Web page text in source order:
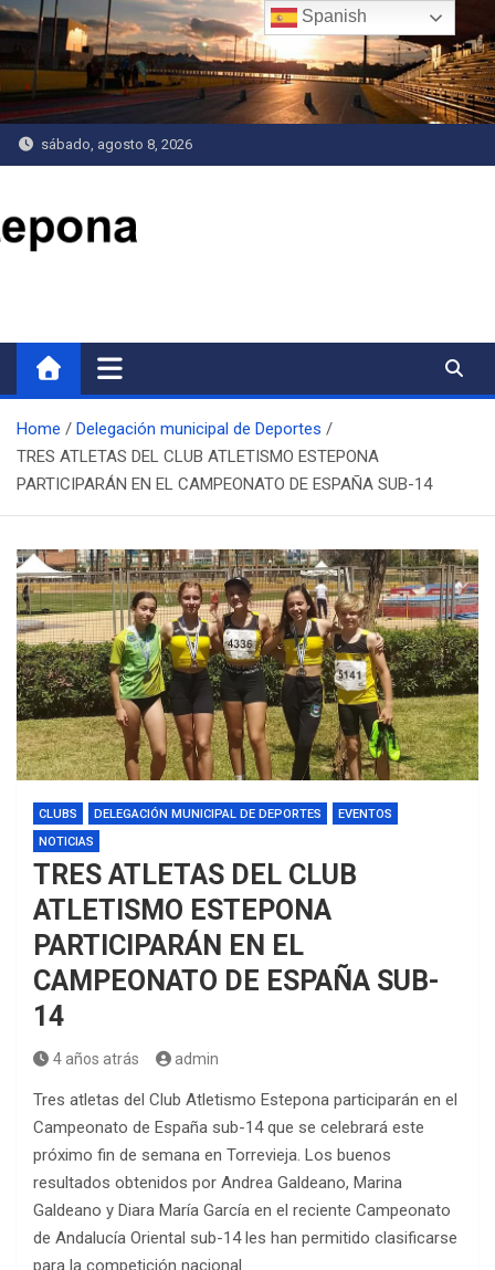
Saltar
contenido
sábado, agosto 8, 2026
Home
Delegación municipal de Deportes
TRES ATLETAS DEL CLUB ATLETISMO ESTEPONA
PARTICIPARÁN EN EL CAMPEONATO DE ESPAÑA SUB-14
CLUBS DELEGACIÓN MUNICIPAL DE DEPORTES
EVENTOS
NOTICIAS
TRES ATLETAS DEL CLUB
ATLETISMO ESTEPONA
PARTICIPARÁN EN EL
CAMPEONATO DE ESPAÑA SUB-
14
4 años atrás admin
Tres atletas del Club Atletismo Estepona participarán en el
Campeonato de España sub-14 que se celebrará este
próximo fin de semana en Torrevieja. Los buenos
resultados obtenidos por Andrea Galdeano, Marina
Galdeano y Diara María García en el reciente Campeonato
de Andalucía Oriental sub-14 les han permitido clasificarse
para la competición nacional.
Spanish